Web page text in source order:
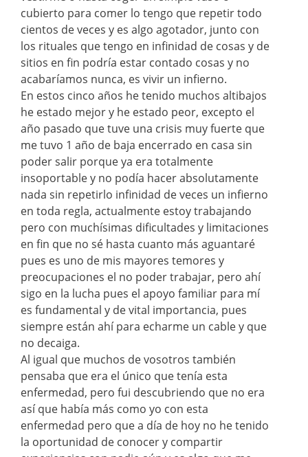
cubierto para comer lo tengo que repetir todo
cientos de veces y es algo agotador, junto con
los rituales que tengo en infinidad de cosas y de
sitios en fin podría estar contado cosas y no
acabaríamos nunca, es vivir un infierno.
En estos cinco años he tenido muchos altibajos
he estado mejor y he estado peor, excepto el
año pasado que tuve una crisis muy fuerte que
me tuvo 1 año de baja encerrado en casa sin
poder salir porque ya era totalmente
insoportable y no podía hacer absolutamente
nada sin repetirlo infinidad de veces un infierno
en toda regla, actualmente estoy trabajando
pero con muchísimas dificultades y limitaciones
en fin que no sé hasta cuanto más aguantaré
pues es uno de mis mayores temores y
preocupaciones el no poder trabajar, pero ahí
sigo en la lucha pues el apoyo familiar para mí
es fundamental y de vital importancia, pues
siempre están ahí para echarme un cable y que
no decaiga.
Al igual que muchos de vosotros también
pensaba que era el único que tenía esta
enfermedad, pero fui descubriendo que no era
así que había más como yo con esta
enfermedad pero que a día de hoy no he tenido
la oportunidad de conocer y compartir